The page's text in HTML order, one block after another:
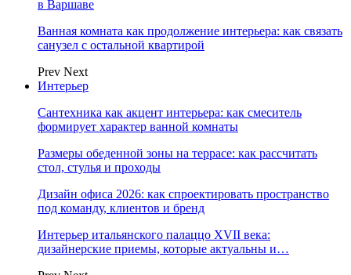
в Варшаве
Ванная комната как продолжение интерьера: как связать
санузел с остальной квартирой
Prev Next
Интерьер
Сантехника как акцент интерьера: как смеситель
формирует характер ванной комнаты
Размеры обеденной зоны на террасе: как рассчитать
стол, стулья и проходы
Дизайн офиса 2026: как спроектировать пространство
под команду, клиентов и бренд
Интерьер итальянского палаццо XVII века:
дизайнерские приемы, которые актуальны и…